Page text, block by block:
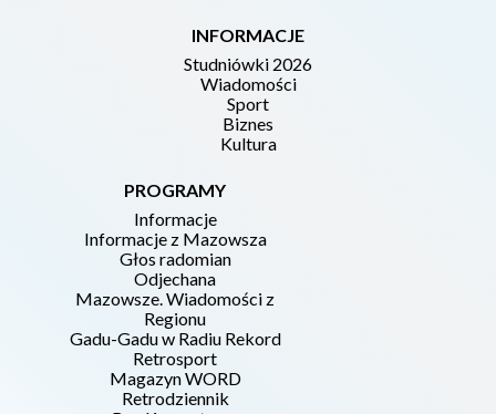
INFORMACJE
Studniówki 2026
Wiadomości
Sport
Biznes
Kultura
PROGRAMY
Informacje
Informacje z Mazowsza
Głos radomian
Odjechana
Mazowsze. Wiadomości z
Regionu
Gadu-Gadu w Radiu Rekord
Retrosport
Magazyn WORD
Retrodziennik